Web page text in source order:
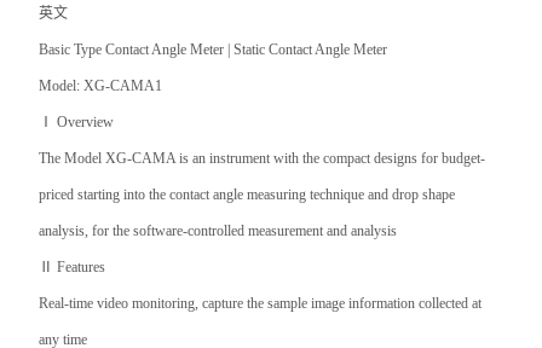
英文
Basic Type Contact Angle Meter | Static Contact Angle Meter
Model: XG-CAMA1
ⅠOverview
The Model XG-CAMA is an instrument with the compact designs for budget-
priced starting into the contact angle measuring technique and drop shape
analysis, for the software-controlled measurement and analysis
Ⅱ Features
Real-time video monitoring, capture the sample image information collected at
any time